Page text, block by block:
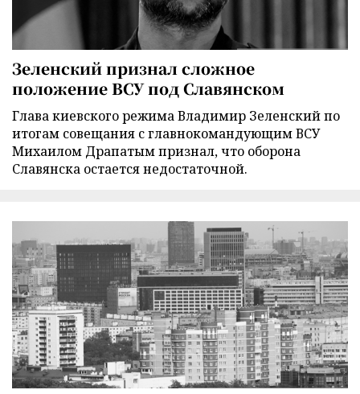
Зеленский признал сложное
положение ВСУ под Славянском
Глава киевского режима Владимир Зеленский по
итогам совещания с главнокомандующим ВСУ
Михаилом Драпатым признал, что оборона
Славянска остается недостаточной.